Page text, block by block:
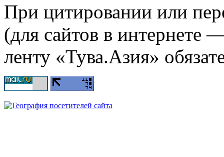
При цитировании или
(для сайтов в интернете
ленту «Тува.Азия»